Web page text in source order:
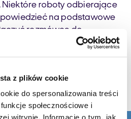
z plików cookie
do spersonalizowania treści
społecznościowe i
witrynie. Informacje o tym, jak
Niektóre roboty odbierające
na podstawowe
rozmówcę do
który udzieli odpowiedzi na
ta pewność? Sztuczna
poziom doświadczenia i
umiejętności. Dzięki
z kimś, kto potrafi